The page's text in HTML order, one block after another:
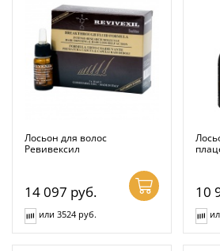
Лосьон для волос
Ревивексил
14 097 руб.
или 3524 руб.
10